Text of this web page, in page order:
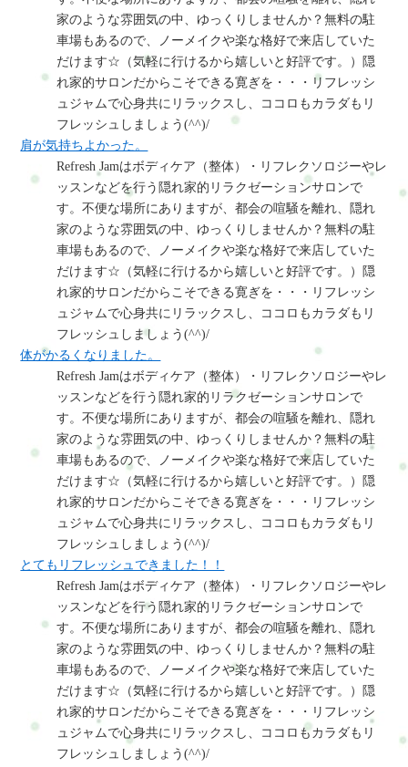
家のような雰囲気の中、ゆっくりしませんか？無料の駐
車場もあるので、ノーメイクや楽な格好で来店していた
だけます☆（気軽に行けるから嬉しいと好評です。）隠
れ家的サロンだからこそできる寛ぎを・・・リフレッシ
ュジャムで心身共にリラックスし、ココロもカラダもリ
フレッシュしましょう(^^)/
肩が気持ちよかった。
Refresh Jamはボディケア（整体）・リフレクソロジーやレ
ッスンなどを行う隠れ家的リラクゼーションサロンで
す。不便な場所にありますが、都会の喧騒を離れ、隠れ
家のような雰囲気の中、ゆっくりしませんか？無料の駐
車場もあるので、ノーメイクや楽な格好で来店していた
だけます☆（気軽に行けるから嬉しいと好評です。）隠
れ家的サロンだからこそできる寛ぎを・・・リフレッシ
ュジャムで心身共にリラックスし、ココロもカラダもリ
フレッシュしましょう(^^)/
体がかるくなりました。
Refresh Jamはボディケア（整体）・リフレクソロジーやレ
ッスンなどを行う隠れ家的リラクゼーションサロンで
す。不便な場所にありますが、都会の喧騒を離れ、隠れ
家のような雰囲気の中、ゆっくりしませんか？無料の駐
車場もあるので、ノーメイクや楽な格好で来店していた
だけます☆（気軽に行けるから嬉しいと好評です。）隠
れ家的サロンだからこそできる寛ぎを・・・リフレッシ
ュジャムで心身共にリラックスし、ココロもカラダもリ
フレッシュしましょう(^^)/
とてもリフレッシュできました！！
Refresh Jamはボディケア（整体）・リフレクソロジーやレ
ッスンなどを行う隠れ家的リラクゼーションサロンで
す。不便な場所にありますが、都会の喧騒を離れ、隠れ
家のような雰囲気の中、ゆっくりしませんか？無料の駐
車場もあるので、ノーメイクや楽な格好で来店していた
だけます☆（気軽に行けるから嬉しいと好評です。）隠
れ家的サロンだからこそできる寛ぎを・・・リフレッシ
ュジャムで心身共にリラックスし、ココロもカラダもリ
フレッシュしましょう(^^)/